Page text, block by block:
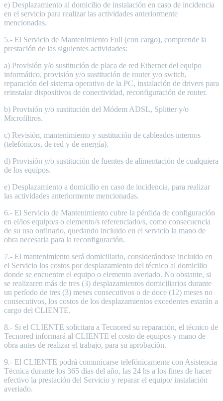
e) Desplazamiento al domicilio de instalación en caso de incidencia
en el servicio para realizar las actividades anteriormente
mencionadas.
5.- El Servicio de Mantenimiento Full (con cargo), comprende la
prestación de las siguientes actividades:
a) Provisión y/o sustitución de placa de red Ethernet del equipo
informático, provisión y/o sustitución de router y/o switch,
reparación del sistema operativo de la PC, instalación de drivers para
reinstalar dispositivos de conectividad, reconfiguración de router.
b) Provisión y/o sustitución del Módem ADSL, Splitter y/o
Microfiltros.
c) Revisión, mantenimiento y sustitución de cableados internos
(telefónicos, de red y de energía).
d) Provisión y/o sustitución de fuentes de alimentación de cualquiera
de los equipos.
e) Desplazamiento a domicilio en caso de incidencia, para realizar
las actividades anteriormente mencionadas.
6.- El Servicio de Mantenimiento cubre la pérdida de configuración
en el/los equipo/s o elemento/s referenciado/s, como consecuencia
de su uso ordinario, quedando incluido en el servicio la mano de
obra necesaria para la reconfiguración.
7.- El mantenimiento será domiciliario, considerándose incluido en
el Servicio los costos por desplazamiento del técnico al domicilio
donde se encuentre el equipo o elemento averiado. No obstante, si
se realizaren más de tres (3) desplazamientos domiciliarios durante
un período de tres (3) meses consecutivos o de doce (12) meses no
consecutivos, los costos de los desplazamientos excedentes estarán a
cargo del CLIENTE.
8.- Si el CLIENTE solicitara a Tecnored su reparación, el técnico de
Tecnored informará al CLIENTE el costo de equipos y mano de
obra antes de realizar el trabajo, para su aprobación.
9.- El CLIENTE podrá comunicarse telefónicamente con Asistencia
Técnica durante los 365 días del año, las 24 hs a los fines de hacer
efectivo la prestación del Servicio y reparar el equipo/ instalación
averiado.